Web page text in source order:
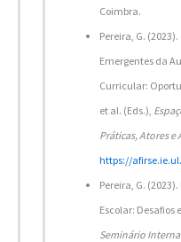
Coimbra.
Pereira, G.
Emergentes da
Curricular:
et al. (Eds.),
Práticas, Atores e
https://
Pereira, G.
Escolar: Desafios
Seminário